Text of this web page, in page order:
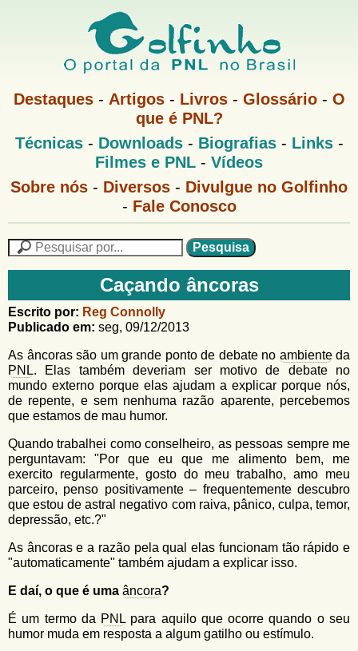
Pular
para
o
principal
G
f
i
n
h
o
M
u
Destaques- Artigos- Livros- Glossário- O
que é PNL?
M
e
P
Técnicas- Downloads- Biografias- Links-
Filmes e PNL - Vídeos
G
n
M
e
u
Sobre nós - Diversos - Divulgue no Golfinho
- Fale Conosco
F
r
m
u
l
á
r
i
o
d
e
b
s
c
e
u
i
a
n
o
G
o
f
i
n
h
o
Caçando âncoras
Escrito por: Reg Connolly
Publicado em: seg, 09/12/2013
As âncoras são um grande ponto de debate no ambienteda
PNL. Elas também deveriam ser motivo de debate no
mundo externo porque elas ajudam a explicar porque nós,
de repente, e sem nenhuma razão aparente, percebemos
que estamos de mau humor.
Quando trabalhei como conselheiro, as pessoas sempre me
perguntavam: "Por que eu que me alimento bem, me
exercito regularmente, gosto do meu trabalho, amo meu
parceiro, penso positivamente – frequentemente descubro
que estou de astral negativo com raiva, pânico, culpa, temor,
depressão, etc.?"
As âncoras e a razão pela qual elas funcionam tão rápido e
"automaticamente" também ajudam a explicar isso.
E daí, o que é uma âncora?
É um termo da PNL para aquilo que ocorre quando o seu
humor muda em resposta a algum gatilho ou estímulo.